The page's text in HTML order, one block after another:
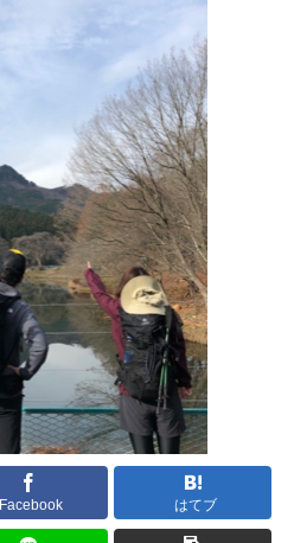
Facebook はてブ